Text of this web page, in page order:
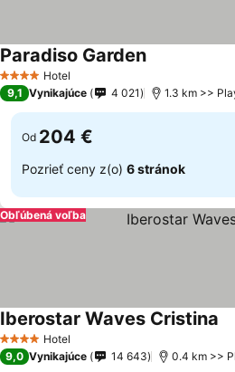
4 Počet hviezdičiek
Hotel
Paradiso Garden
9,1 Vynikajúce 4 021 1.3 km >>
Od 204 €
Pozrieť ceny z(o) 6 stránok
Obľúbená voľba
4 Počet hviezdičiek
Hotel
Iberostar Waves Cristina
9,0 Vynikajúce 14 643 0.4 km >>